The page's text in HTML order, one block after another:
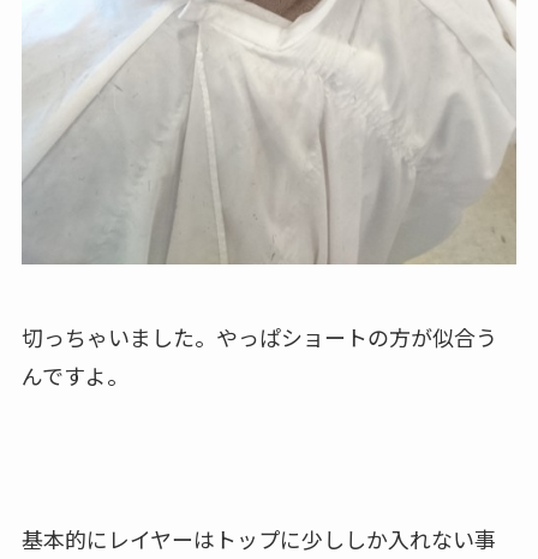
切っちゃいました。やっぱショートの方が似合う
んですよ。
基本的にレイヤーはトップに少ししか入れない事